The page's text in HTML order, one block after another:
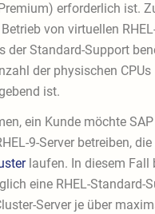
erforderlich ist.
von virtuellen
der Standard-Support
der physischen CPUs
ist.
ein Kunde möchte
9-Server betreiben,
laufen. In diesem Fall
eine RHEL-Standard-
Server je über